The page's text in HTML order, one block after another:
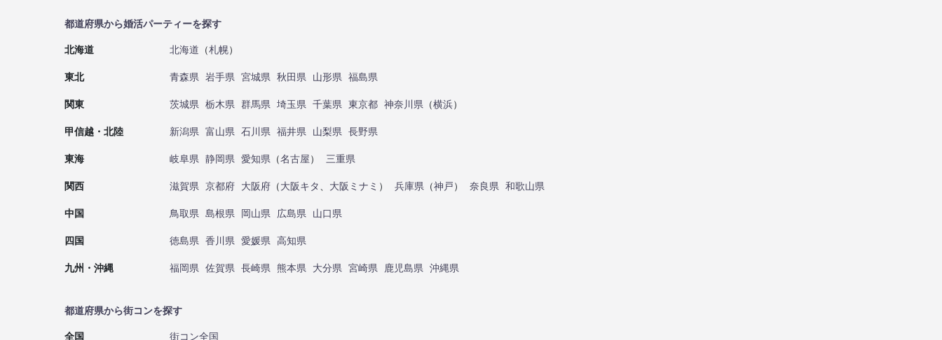
都道府県から婚活パーティーを探す
北海道 北海道 （札幌）
東北 青森県 岩手県 宮城県 秋田県 山形県 福島県
関東 茨城県 栃木県 群馬県 埼玉県 千葉県 東京都 神奈川県 （横浜）
甲信越・北陸 新潟県 富山県 石川県 福井県 山梨県 長野県
東海 岐阜県 静岡県 愛知県 （名古屋） 三重県
関西 滋賀県 京都府 大阪府 （大阪キタ 大阪ミナミ ） 兵庫県 （神戸） 奈良県 和歌山県
中国 鳥取県 島根県 岡山県 広島県 山口県
四国 徳島県 香川県 愛媛県 高知県
九州・沖縄 福岡県 佐賀県 長崎県 熊本県 大分県 宮崎県 鹿児島県 沖縄県
都道府県から街コンを探す
全国 街コン全国